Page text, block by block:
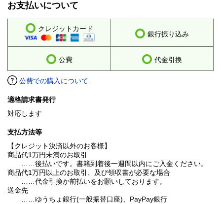
お支払いについて
クレジットカード
銀行振り込み
公費 代金引換
公費での購入について
適格請求書発行
対応します
支払方法等
【クレジット決済以外のお客様】
商品代1万円未満のお取引
……後払いです。書籍到着後一週間以内にご入金ください。
商品代1万円以上のお取引、及び領収書が必要な場合
……代金引換か前払いをお願いしております。
送金先
……ゆうちょ銀行(一般振替口座)、PayPay銀行